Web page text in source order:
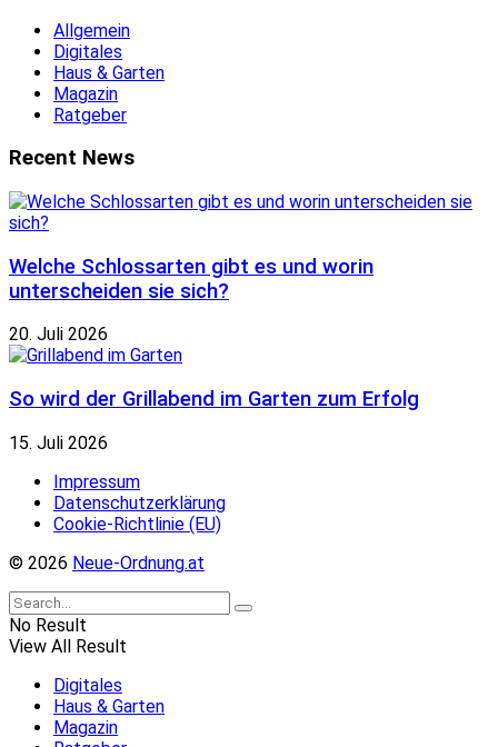
Allgemein
Digitales
Haus & Garten
Magazin
Ratgeber
Recent News
Welche Schlossarten gibt es und worin
unterscheiden sie sich?
20. Juli 2026
So wird der Grillabend im Garten zum Erfolg
15. Juli 2026
Impressum
Datenschutzerklärung
Cookie-Richtlinie (EU)
© 2026 Neue-Ordnung.at
No Result
View All Result
Digitales
Haus & Garten
Magazin